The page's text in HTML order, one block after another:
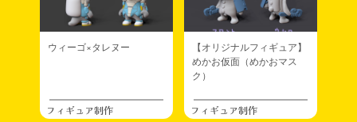
ウィーゴ×タレヌー
フィギュア制作
【オリジナルフィギュア】
めかお仮面（めかおマス
ク）
フィギュア制作